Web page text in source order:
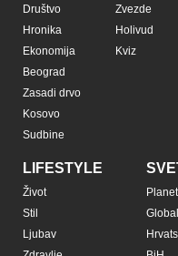
Društvo
Hronika
Ekonomija
Beograd
Zasadi drvo
Kosovo
Sudbine
Zvezde
Holivud
Kviz
LIFESTYLE
Život
Stil
Ljubav